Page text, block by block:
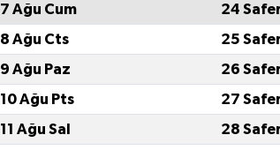
7 Ağu Cum
24
8 Ağu Cts
25
9 Ağu Paz
26
10 Ağu Pts
27
11 Ağu Sal
28